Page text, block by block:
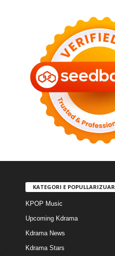
KATEGORI E POPULLARIZUAR
KPOP Music
Upcoming Kdrama
Kdrama News
Kdrama Stars